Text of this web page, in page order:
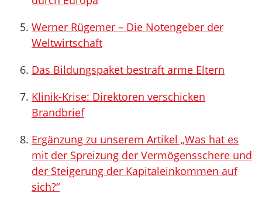
Werner Rügemer – Die Notengeber der
Weltwirtschaft
Das Bildungspaket bestraft arme Eltern
Klinik-Krise: Direktoren verschicken
Brandbrief
Ergänzung zu unserem Artikel „Was hat es
mit der Spreizung der Vermögensschere und
der Steigerung der Kapitaleinkommen auf
sich?“